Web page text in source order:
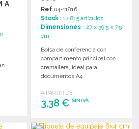
A
DE MAYORISTA
Ref.04-11816
Stock : 12 815 artículos
Dimensiones : 27 x 39.5 x 7.5
cm
Bolsa de conferencia con
compartimento principal con
cremallera, ideal para
documentos A4.
cm.
A PARTIR DE
3,38 €SIN IVA
PEDIR